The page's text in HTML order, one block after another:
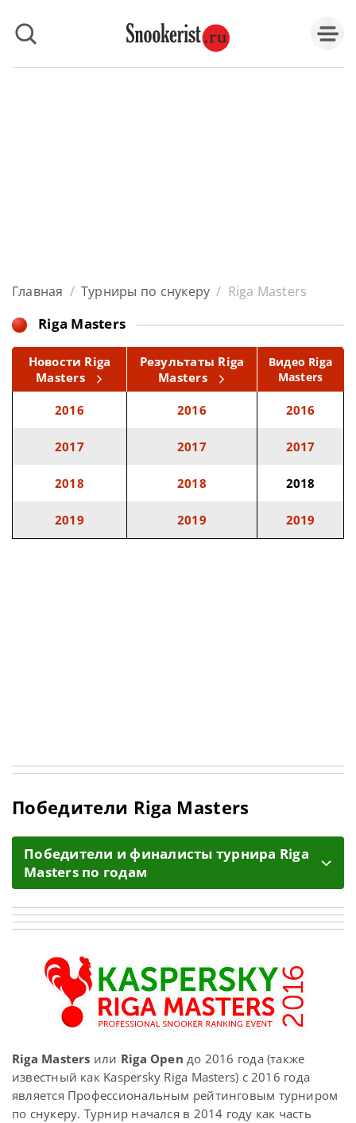
Главная / Турниры по снукеру / Riga Masters
Riga Masters
Новости Riga
Masters
Результаты Riga
Masters
Видео Riga
Masters
2016 2016 2016
2017 2017 2017
2018 2018 2018
2019 2019 2019
Победители Riga Masters
Победители и финалисты турнира Riga
Masters по годам
Riga Masters или Riga Open до 2016 года (также
известный как Kaspersky Riga Masters) с 2016 года
является Профессиональным рейтинговым турниром
по снукеру. Турнир начался в 2014 году как часть